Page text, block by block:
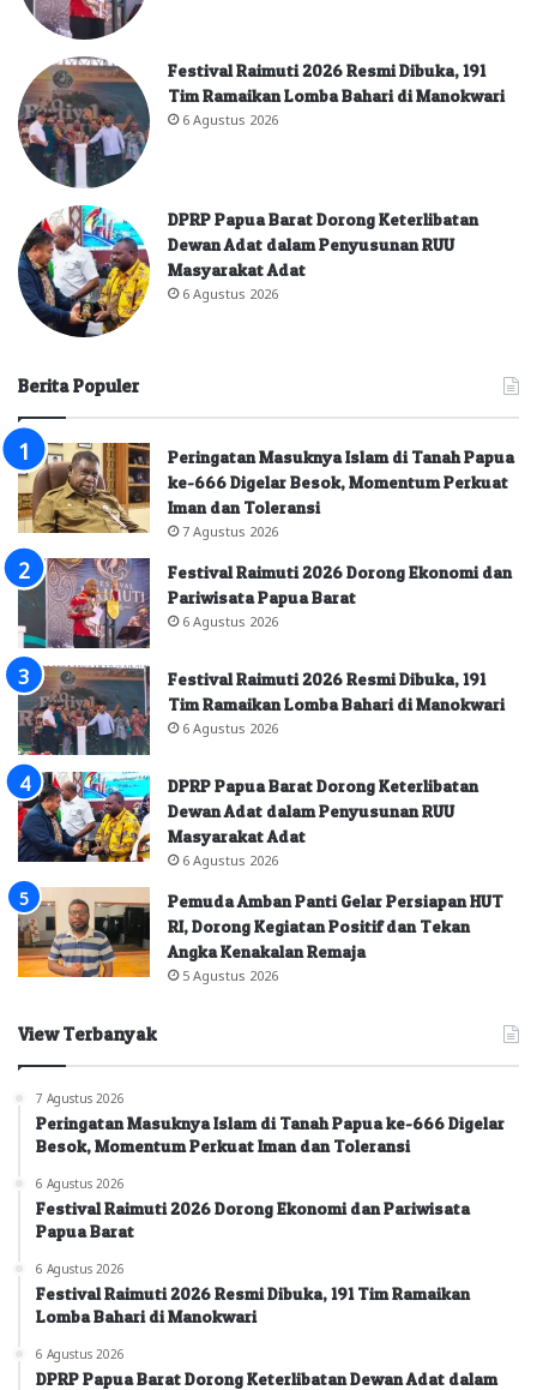
Festival Raimuti 2026 Resmi Dibuka, 191
Tim Ramaikan Lomba Bahari di Manokwari
6 Agustus 2026
DPRP Papua Barat Dorong Keterlibatan
Dewan Adat dalam Penyusunan RUU
Masyarakat Adat
6 Agustus 2026
Berita Populer
Peringatan Masuknya Islam di Tanah Papua
ke-666 Digelar Besok, Momentum Perkuat
Iman dan Toleransi
7 Agustus 2026
Festival Raimuti 2026 Dorong Ekonomi dan
Pariwisata Papua Barat
6 Agustus 2026
Festival Raimuti 2026 Resmi Dibuka, 191
Tim Ramaikan Lomba Bahari di Manokwari
6 Agustus 2026
DPRP Papua Barat Dorong Keterlibatan
Dewan Adat dalam Penyusunan RUU
Masyarakat Adat
6 Agustus 2026
Pemuda Amban Panti Gelar Persiapan HUT
RI, Dorong Kegiatan Positif dan Tekan
Angka Kenakalan Remaja
5 Agustus 2026
View Terbanyak
7 Agustus 2026
Peringatan Masuknya Islam di Tanah Papua ke-666 Digelar
Besok, Momentum Perkuat Iman dan Toleransi
6 Agustus 2026
Festival Raimuti 2026 Dorong Ekonomi dan Pariwisata
Papua Barat
6 Agustus 2026
Festival Raimuti 2026 Resmi Dibuka, 191 Tim Ramaikan
Lomba Bahari di Manokwari
6 Agustus 2026
DPRP Papua Barat Dorong Keterlibatan Dewan Adat dalam